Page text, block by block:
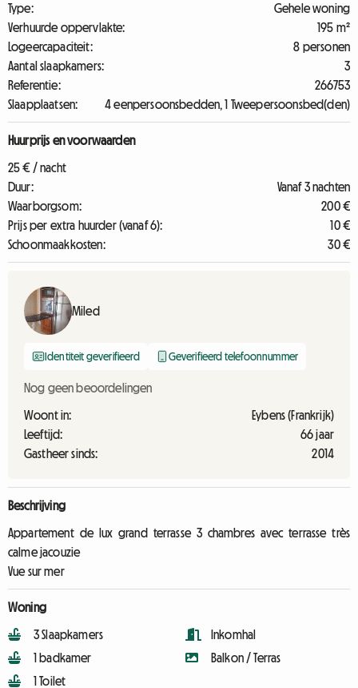
Type:
Gehele woning
Verhuurde oppervlakte:
195 m²
Logeercapaciteit:
8 personen
Aantal slaapkamers:
3
Referentie:
266753
Slaapplaatsen:
4 eenpersoonsbedden, 1 Tweepersoonsbed(den)
Huurprijs en voorwaarden
25 € / nacht
Duur:
Vanaf 3 nachten
Waarborgsom:
200 €
Prijs per extra huurder (vanaf 6):
10 €
Schoonmaakkosten:
30 €
Miled
Identiteit geverifieerd Geverifieerd telefoonnummer
Nog geen beoordelingen
Woont in:
Eybens (Frankrijk)
Leeftijd:
66 jaar
Gastheer sinds:
2014
Beschrijving
Appartement de lux grand terrasse 3 chambres avec terrasse très
calme jacouzie
Vue sur mer
Woning
3 Slaapkamers
1 badkamer
1 Toilet
Inkomhal
Balkon / Terras